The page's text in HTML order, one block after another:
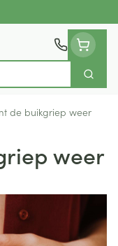
Zoek
de buikgriep weer
weer